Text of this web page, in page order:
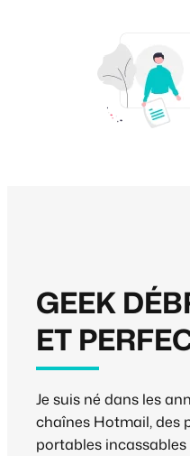
GEEK
ET
Je suis né dans les
chaînes Hotmail, des
portables incassables